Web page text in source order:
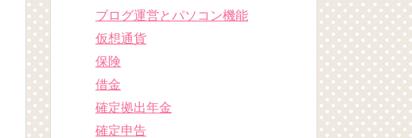
ブログ運営とパソコン機能
仮想通貨
保険
借金
確定拠出年金
確定申告